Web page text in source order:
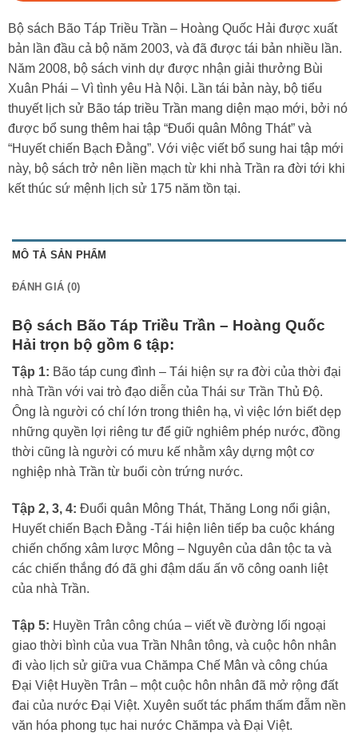
Bộ sách Bão Táp Triều Trần – Hoàng Quốc Hải được xuất
bản lần đầu cả bộ năm 2003, và đã được tái bản nhiều lần.
Năm 2008, bộ sách vinh dự được nhận giải thưởng Bùi
Xuân Phái – Vì tình yêu Hà Nội. Lần tái bản này, bộ tiểu
thuyết lịch sử Bão táp triều Trần mang diện mạo mới, bởi nó
được bổ sung thêm hai tập “Đuổi quân Mông Thát” và
“Huyết chiến Bạch Đằng”. Với việc viết bổ sung hai tập mới
này, bộ sách trở nên liền mạch từ khi nhà Trần ra đời tới khi
kết thúc sứ mệnh lịch sử 175 năm tồn tại.
MÔ TẢ SẢN PHẨM
ĐÁNH GIÁ (0)
Bộ sách Bão Táp Triều Trần – Hoàng Quốc
Hải trọn bộ gồm 6 tập:
Tập 1: Bão táp cung đình – Tái hiện sự ra đời của thời đại
nhà Trần với vai trò đạo diễn của Thái sư Trần Thủ Độ.
Ông là người có chí lớn trong thiên hạ, vì việc lớn biết dẹp
những quyền lợi riêng tư để giữ nghiêm phép nước, đồng
thời cũng là người có mưu kế nhằm xây dựng một cơ
nghiệp nhà Trần từ buổi còn trứng nước.
Tập 2, 3, 4: Đuổi quân Mông Thát, Thăng Long nổi giận,
Huyết chiến Bạch Đằng -Tái hiện liên tiếp ba cuộc kháng
chiến chống xâm lược Mông – Nguyên của dân tộc ta và
các chiến thắng đó đã ghi đậm dấu ấn võ công oanh liệt
của nhà Trần.
Tập 5: Huyền Trân công chúa – viết về đường lối ngoại
giao thời bình của vua Trần Nhân tông, và cuộc hôn nhân
đi vào lịch sử giữa vua Chămpa Chế Mân và công chúa
Đại Việt Huyền Trân – một cuộc hôn nhân đã mở rộng đất
đai của nước Đại Việt. Xuyên suốt tác phẩm thấm đẫm nền
văn hóa phong tục hai nước Chămpa và Đại Việt.